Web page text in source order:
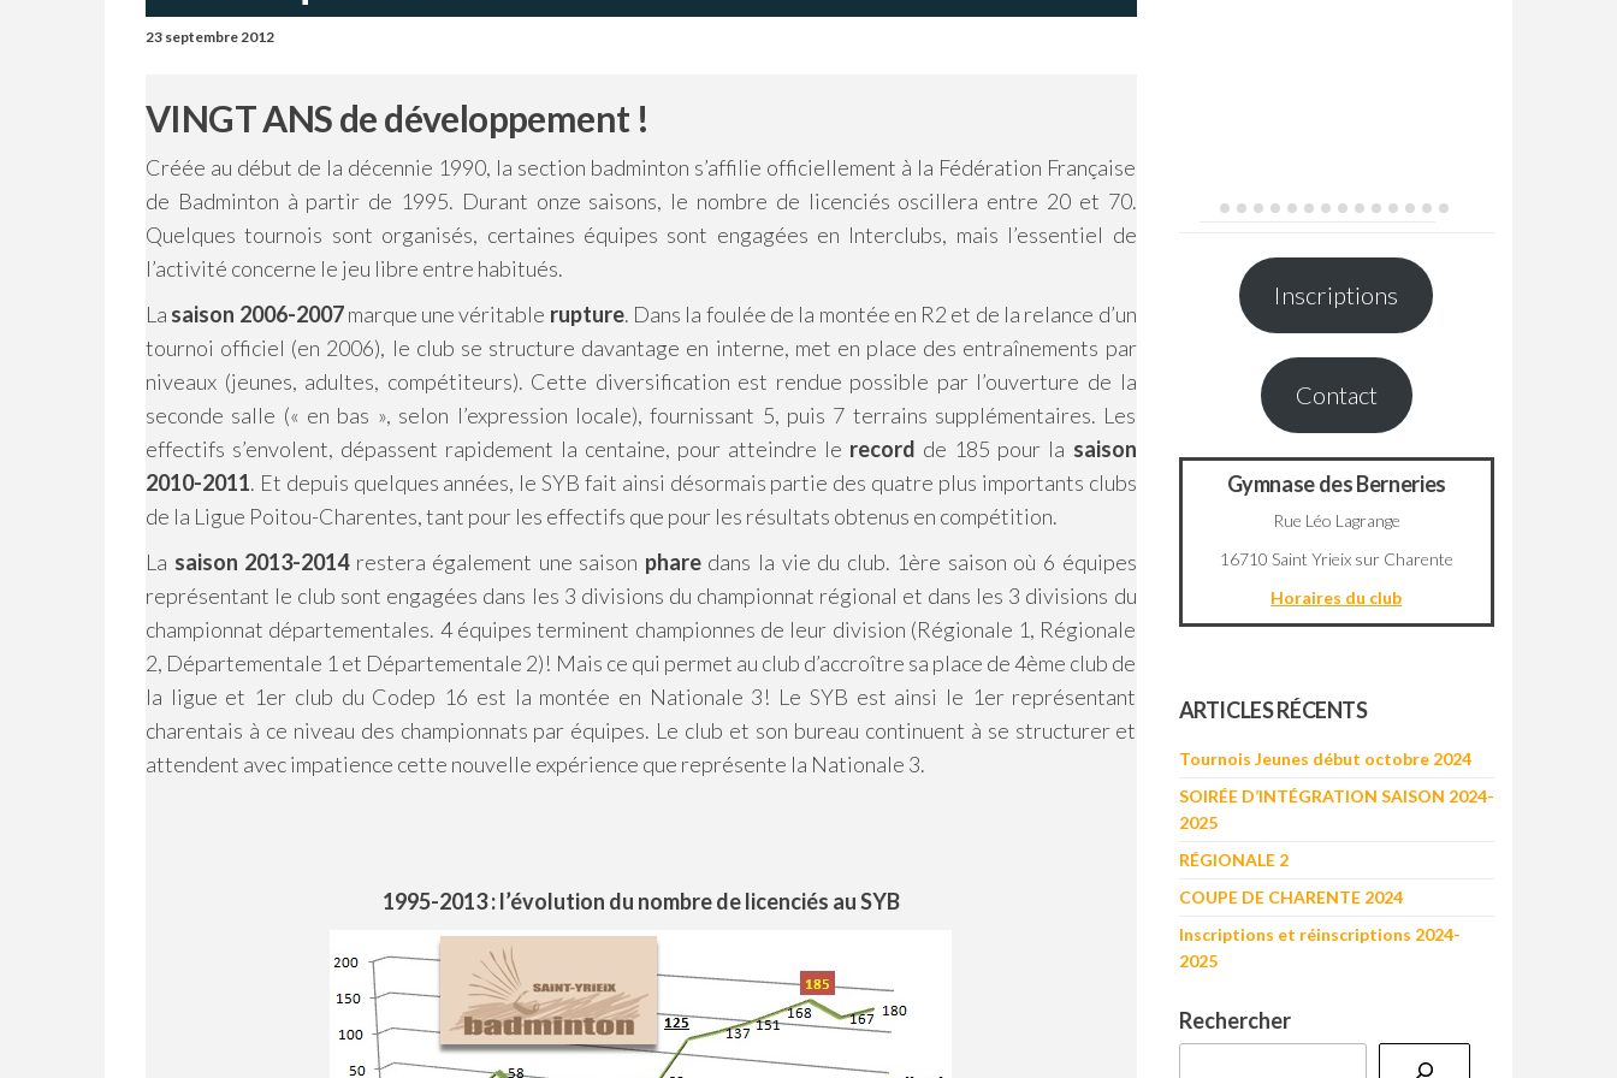
23 septembre 2012
VINGT ANS de développement !
Créée au début de la décennie 1990, la section badminton s’affilie officiellement à la Fédération Française
de Badminton à partir de 1995. Durant onze saisons, le nombre de licenciés oscillera entre 20 et 70.
Quelques tournois sont organisés, certaines équipes sont engagées en Interclubs, mais l’essentiel de
l’activité concerne le jeu libre entre habitués.
La saison 2006-2007marque une véritable rupture. Dans la foulée de la montée en R2 et de la relance d’un
tournoi officiel (en 2006), le club se structure davantage en interne, met en place des entraînements par
niveaux (jeunes, adultes, compétiteurs). Cette diversification est rendue possible par l’ouverture de la
seconde salle (« en bas », selon l’expression locale), fournissant 5, puis 7 terrains supplémentaires. Les
effectifs s’envolent, dépassent rapidement la centaine, pour atteindre le record de 185 pour la saison
2010-2011. Et depuis quelques années, le SYB fait ainsi désormais partie des quatre plus importants clubs
de la Ligue Poitou-Charentes, tant pour les effectifs que pour les résultats obtenus en compétition.
La saison 2013-2014restera également une saison pharedans la vie du club. 1ère saison où 6 équipes
représentant le club sont engagées dans les 3 divisions du championnat régional et dans les 3 divisions du
championnat départementales. 4 équipes terminent championnes de leur division (Régionale 1, Régionale
2, Départementale 1 et Départementale 2)! Mais ce qui permet au club d’accroître sa place de 4ème club de
la ligue et 1er club du Codep 16 est la montée en Nationale 3! Le SYB est ainsi le 1er représentant
charentais à ce niveau des championnats par équipes. Le club et son bureau continuent à se structurer et
attendent avec impatience cette nouvelle expérience que représente la Nationale 3.
1995-2013 : l’évolution du nombre de licenciés au SYB
Inscriptions
Contact
Gymnase des Berneries
Rue Léo Lagrange
16710 Saint Yrieix sur Charente
Horaires du club
+
ARTICLES RÉCENTS
Tournois Jeunes début octobre 2024
SOIRÉE D’INTÉGRATION SAISON 2024-
2025
RÉGIONALE 2
COUPE DE CHARENTE 2024
Inscriptions et réinscriptions 2024-
2025
Rechercher